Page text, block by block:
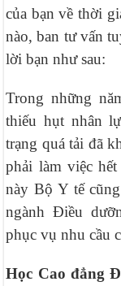
của bạn về thời
nào, ban tư vấn
lời bạn như sau:
Trong những
thiếu hụt nhân
trạng quá tải đã
phải làm việc
này Bộ Y tế
ngành Điều
phục vụ nhu cầu
Học Cao đẳng